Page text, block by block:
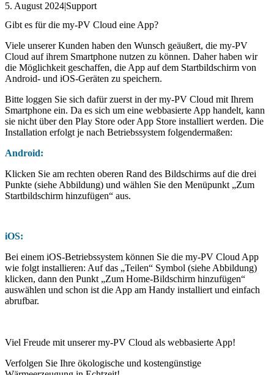
5. August 2024|Support
Gibt es für die my-PV Cloud eine App?
Viele unserer Kunden haben den Wunsch geäußert, die my-PV
Cloud auf ihrem Smartphone nutzen zu können. Daher haben wir
die Möglichkeit geschaffen, die App auf dem Startbildschirm von
Android- und iOS-Geräten zu speichern.
Bitte loggen Sie sich dafür zuerst in der my-PV Cloud mit Ihrem
Smartphone ein. Da es sich um eine webbasierte App handelt, kann
sie nicht über den Play Store oder App Store installiert werden. Die
Installation erfolgt je nach Betriebssystem folgendermaßen:
Android:
Klicken Sie am rechten oberen Rand des Bildschirms auf die drei
Punkte (siehe Abbildung) und wählen Sie den Menüpunkt „Zum
Startbildschirm hinzufügen“ aus.
iOS:
Bei einem iOS-Betriebssystem können Sie die my-PV Cloud App
wie folgt installieren: Auf das „Teilen“ Symbol (siehe Abbildung)
klicken, dann den Punkt „Zum Home-Bildschirm hinzufügen“
auswählen und schon ist die App am Handy installiert und einfach
abrufbar.
Viel Freude mit unserer my-PV Cloud als webbasierte App!
Verfolgen Sie Ihre ökologische und kostengünstige